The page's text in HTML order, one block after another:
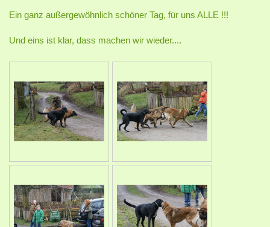
Ein ganz außergewöhnlich schöner Tag, für uns ALLE !!!
Und eins ist klar, dass machen wir wieder....